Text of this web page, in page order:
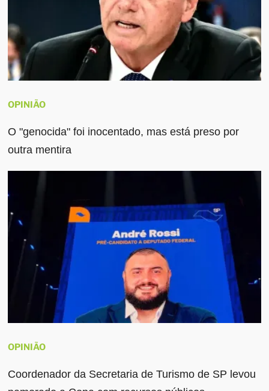
OPINIÃO
O "genocida" foi inocentado, mas está preso por
outra mentira
OPINIÃO
Coordenador da Secretaria de Turismo de SP levou